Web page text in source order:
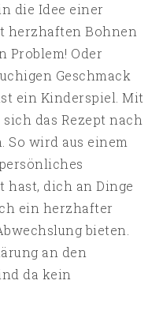
die Idee einer
herzhaften Bohnen
Problem! Oder
Geschmack
ein Kinderspiel. Mit
das Rezept nach
So wird aus einem
hast, dich an Dinge
ein herzhafter
bieten.
an den
da kein